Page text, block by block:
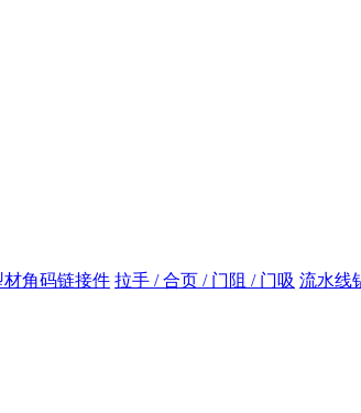
材角码链接件 拉手 / 合页 / 门阻 / 门吸 流水线